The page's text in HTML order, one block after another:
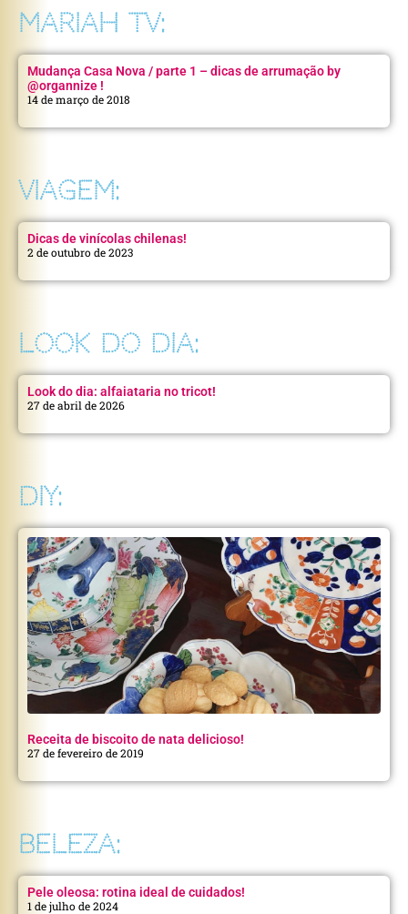
MARIAH TV:
Mudança Casa Nova / parte 1 – dicas de arrumação by
@organnize !
14 de março de 2018
VIAGEM:
Dicas de vinícolas chilenas!
2 de outubro de 2023
LOOK DO DIA:
Look do dia: alfaiataria no tricot!
27 de abril de 2026
DIY:
Receita de biscoito de nata delicioso!
27 de fevereiro de 2019
BELEZA:
Pele oleosa: rotina ideal de cuidados!
1 de julho de 2024